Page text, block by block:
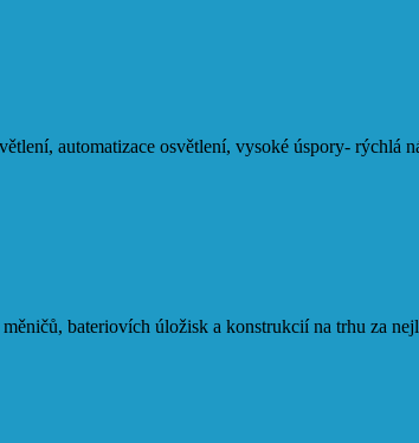
automatizace osvětlení, vysoké úspory- rýchlá
bateriovích úložisk a konstrukcií na trhu za